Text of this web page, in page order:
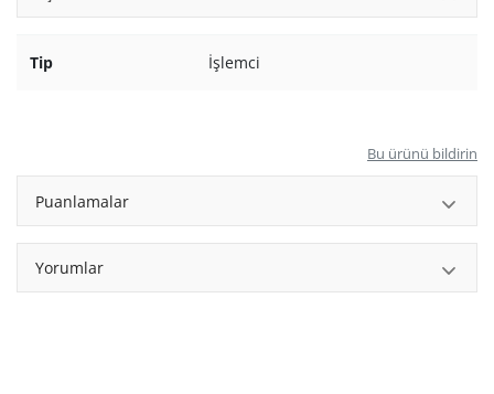
Tip İşlemci
Bu ürünü bildirin
Puanlamalar
Yorumlar